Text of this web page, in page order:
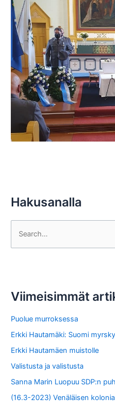
Hakusanalla
h
:
Viimeisimmät
Puolue murroksessa
Erkki Hautamäki: Suomi
Erkki Hautamäen muistolle
Valistusta ja valistusta
Sanna Marin Luopuu SDP:n
(16.3-2023) Venäläisen